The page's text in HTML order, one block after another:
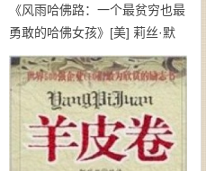
《风雨哈佛路：一个最贫穷也最
勇敢的哈佛女孩》[美] 莉丝·默
里-mobi